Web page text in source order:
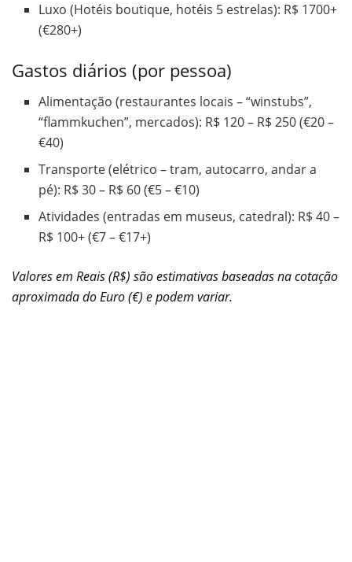
Luxo (Hotéis boutique, hotéis 5 estrelas): R$ 1700+
(€280+)
Gastos diários (por pessoa)
Alimentação (restaurantes locais – “winstubs”,
“flammkuchen”, mercados): R$ 120 – R$ 250 (€20 –
€40)
Transporte (elétrico – tram, autocarro, andar a
pé): R$ 30 – R$ 60 (€5 – €10)
Atividades (entradas em museus, catedral): R$ 40 –
R$ 100+ (€7 – €17+)
Valores em Reais (R$) são estimativas baseadas na cotação
aproximada do Euro (€) e podem variar.